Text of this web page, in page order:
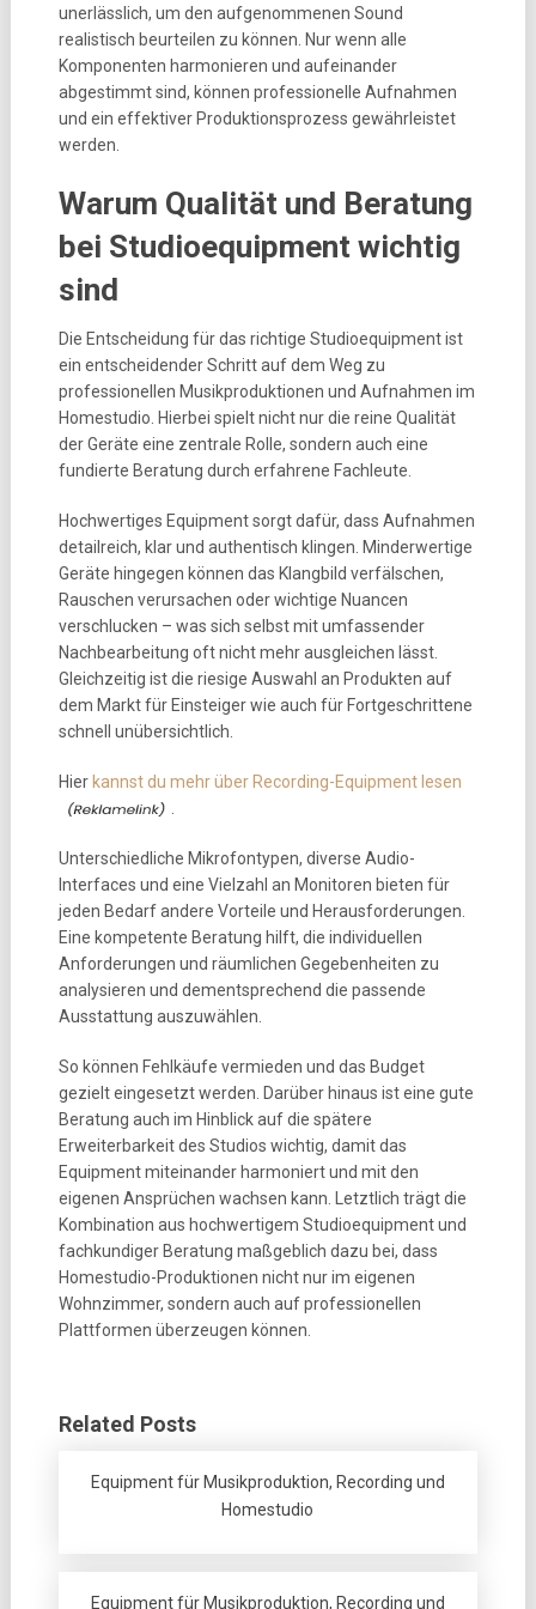
unerlässlich, um den aufgenommenen Sound
realistisch beurteilen zu können. Nur wenn alle
Komponenten harmonieren und aufeinander
abgestimmt sind, können professionelle Aufnahmen
und ein effektiver Produktionsprozess gewährleistet
werden.
Warum Qualität und Beratung
bei Studioequipment wichtig
sind
Die Entscheidung für das richtige Studioequipment ist
ein entscheidender Schritt auf dem Weg zu
professionellen Musikproduktionen und Aufnahmen im
Homestudio. Hierbei spielt nicht nur die reine Qualität
der Geräte eine zentrale Rolle, sondern auch eine
fundierte Beratung durch erfahrene Fachleute.
Hochwertiges Equipment sorgt dafür, dass Aufnahmen
detailreich, klar und authentisch klingen. Minderwertige
Geräte hingegen können das Klangbild verfälschen,
Rauschen verursachen oder wichtige Nuancen
verschlucken – was sich selbst mit umfassender
Nachbearbeitung oft nicht mehr ausgleichen lässt.
Gleichzeitig ist die riesige Auswahl an Produkten auf
dem Markt für Einsteiger wie auch für Fortgeschrittene
schnell unübersichtlich.
Hier kannst du mehr über Recording-Equipment lesen
Unterschiedliche Mikrofontypen, diverse Audio-
Interfaces und eine Vielzahl an Monitoren bieten für
jeden Bedarf andere Vorteile und Herausforderungen.
Eine kompetente Beratung hilft, die individuellen
Anforderungen und räumlichen Gegebenheiten zu
analysieren und dementsprechend die passende
Ausstattung auszuwählen.
So können Fehlkäufe vermieden und das Budget
gezielt eingesetzt werden. Darüber hinaus ist eine gute
Beratung auch im Hinblick auf die spätere
Erweiterbarkeit des Studios wichtig, damit das
Equipment miteinander harmoniert und mit den
eigenen Ansprüchen wachsen kann. Letztlich trägt die
Kombination aus hochwertigem Studioequipment und
fachkundiger Beratung maßgeblich dazu bei, dass
Homestudio-Produktionen nicht nur im eigenen
Wohnzimmer, sondern auch auf professionellen
Plattformen überzeugen können.
Related Posts
Equipment für Musikproduktion, Recording und
Homestudio
Equipment für Musikproduktion, Recording und